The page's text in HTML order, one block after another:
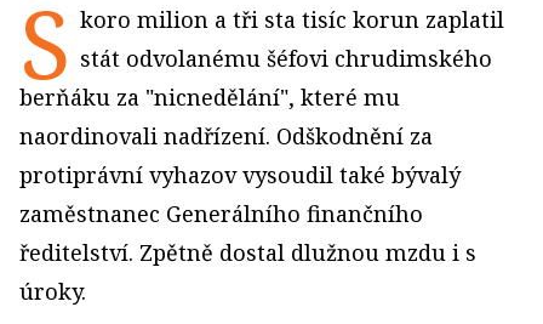
S koro milion a tři sta tisíc korun zaplatil
stát odvolanému šéfovi chrudimského
berňáku za "nicnedělání", které mu
naordinovali nadřízení. Odškodnění za
protiprávní vyhazov vysoudil také bývalý
zaměstnanec Generálního finančního
ředitelství. Zpětně dostal dlužnou mzdu i s
úroky.